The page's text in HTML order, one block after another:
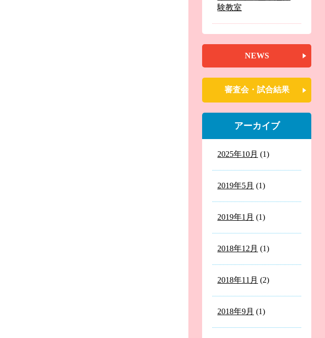
験教室
NEWS
審査会・試合結果
アーカイブ
2025年10月 (1)
2019年5月 (1)
2019年1月 (1)
2018年12月 (1)
2018年11月 (2)
2018年9月 (1)